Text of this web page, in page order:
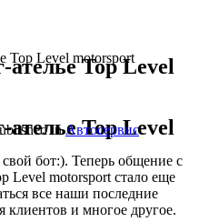
Top Level motorsport
Top Level
Top Level
inАвтосервис
бот:). Теперь общение с
Level motorsport стало еще
все наши последние
и многое другое.